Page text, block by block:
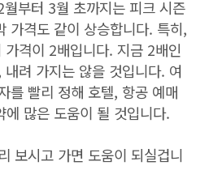
부터 3월 초까지는 피크 시즌
가격도 같이 상승합니다. 특히,
격이 2배입니다. 지금 2배인
려 가지는 않을 것입니다. 여
를 빨리 정해 호텔, 항공 예매
많은 도움이 될 것입니다.
보시고 가면 도움이 되실겁니